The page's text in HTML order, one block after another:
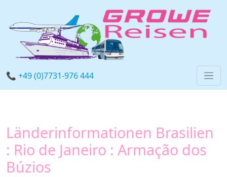
📞 +49 (0)7731-976 444
Länderinformationen Brasilien
: Rio de Janeiro : Armação dos
Búzios